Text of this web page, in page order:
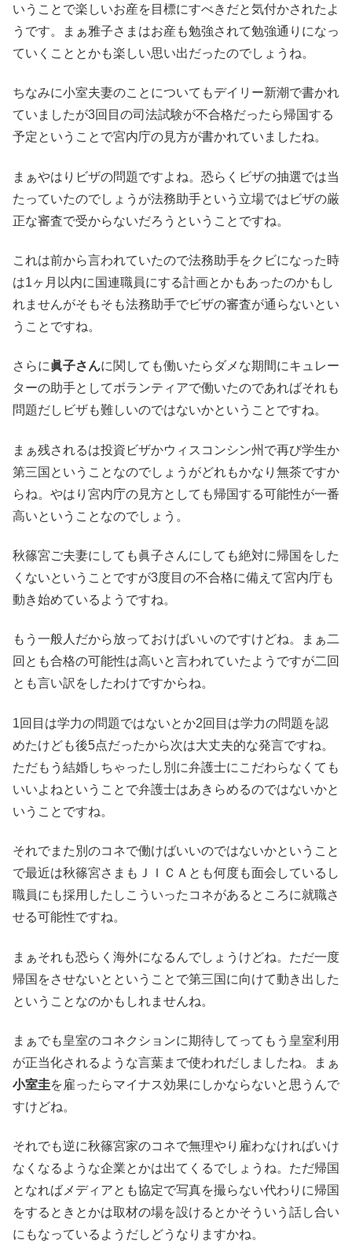
いうことで楽しいお産を目標にすべきだと気付かされたよ
うです。まぁ雅子さまはお産も勉強されて勉強通りになっ
ていくこととかも楽しい思い出だったのでしょうね。
ちなみに小室夫妻のことについてもデイリー新潮で書かれ
ていましたが3回目の司法試験が不合格だったら帰国する
予定ということで宮内庁の見方が書かれていましたね。
まぁやはりビザの問題ですよね。恐らくビザの抽選では当
たっていたのでしょうが法務助手という立場ではビザの厳
正な審査で受からないだろうということですね。
これは前から言われていたので法務助手をクビになった時
は1ヶ月以内に国連職員にする計画とかもあったのかもし
れませんがそもそも法務助手でビザの審査が通らないとい
うことですね。
さらに眞子さんに関しても働いたらダメな期間にキュレー
ターの助手としてボランティアで働いたのであればそれも
問題だしビザも難しいのではないかということですね。
まぁ残されるは投資ビザかウィスコンシン州で再び学生か
第三国ということなのでしょうがどれもかなり無茶ですか
らね。やはり宮内庁の見方としても帰国する可能性が一番
高いということなのでしょう。
秋篠宮ご夫妻にしても眞子さんにしても絶対に帰国をした
くないということですが3度目の不合格に備えて宮内庁も
動き始めているようですね。
もう一般人だから放っておけばいいのですけどね。まぁ二
回とも合格の可能性は高いと言われていたようですが二回
とも言い訳をしたわけですからね。
1回目は学力の問題ではないとか2回目は学力の問題を認
めたけども後5点だったから次は大丈夫的な発言ですね。
ただもう結婚しちゃったし別に弁護士にこだわらなくても
いいよねということで弁護士はあきらめるのではないかと
いうことですね。
それでまた別のコネで働けばいいのではないかということ
で最近は秋篠宮さまもＪＩＣＡとも何度も面会しているし
職員にも採用したしこういったコネがあるところに就職さ
せる可能性ですね。
まぁそれも恐らく海外になるんでしょうけどね。ただ一度
帰国をさせないとということで第三国に向けて動き出した
ということなのかもしれませんね。
まぁでも皇室のコネクションに期待してってもう皇室利用
が正当化されるような言葉まで使われだしましたね。まぁ
小室圭を雇ったらマイナス効果にしかならないと思うんで
すけどね。
それでも逆に秋篠宮家のコネで無理やり雇わなければいけ
なくなるような企業とかは出てくるでしょうね。ただ帰国
となればメディアとも協定で写真を撮らない代わりに帰国
をするときとかは取材の場を設けるとかそういう話し合い
にもなっているようだしどうなりますかね。